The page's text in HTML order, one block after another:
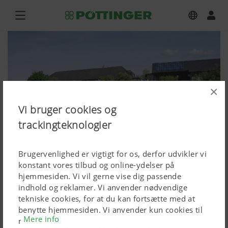
×
Vi bruger cookies og
trackingteknologier
Brugervenlighed er vigtigt for os, derfor udvikler vi
konstant vores tilbud og online-ydelser på
hjemmesiden. Vi vil gerne vise dig passende
indhold og reklamer. Vi anvender nødvendige
tekniske cookies, for at du kan fortsætte med at
benytte hjemmesiden. Vi anvender kun cookies til
målrettet Google-markedsføring af produkter, hvis
Mere info
EUROCAT F 3100 P
Billeder (I høj kvallitet)